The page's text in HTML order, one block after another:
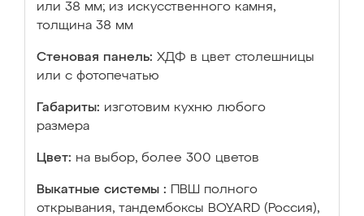
или 38 мм; из искусственного камня,
толщина 38 мм
Стеновая панель: ХДФ в цвет столешницы
или с фотопечатью
Габариты: изготовим кухню любого
размера
Цвет: на выбор, более 300 цветов
Выкатные системы :
ПВШ полного
открывания, тандембоксы BOYARD (Россия),